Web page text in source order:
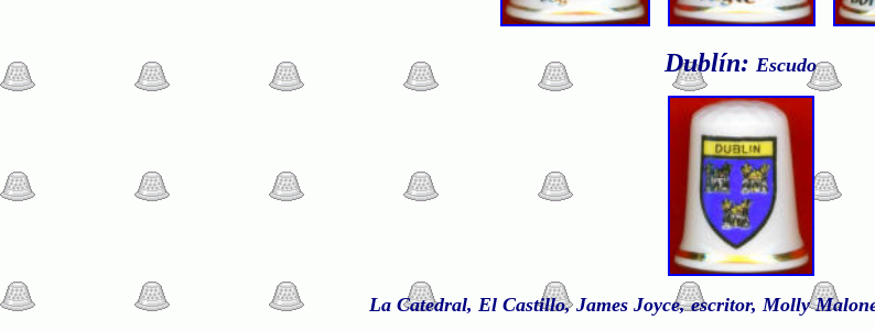
Dublín: Escudo
La Catedral, El Castillo, James Joyce, escritor, Molly